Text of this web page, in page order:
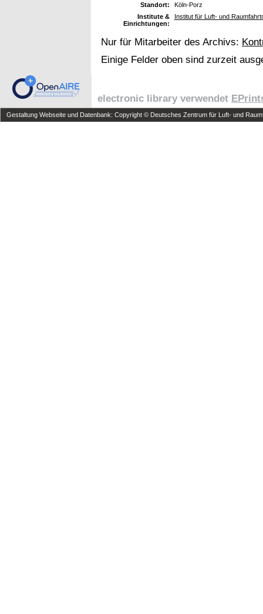
Standort:
Köln-Porz
Institute &
Einrichtungen:
Institut für Luft- und
Nur für Mitarbeiter des Archivs:
Einige Felder oben sind zurzeit
electronic library verwendet
Gestaltung Webseite und Datenbank: Copyright © Deutsches Zentrum für Luft- und